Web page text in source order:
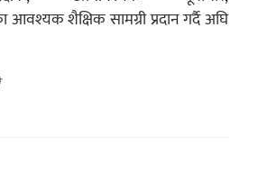
शैक्षिक सामग्री प्रदान गर्दै अघि